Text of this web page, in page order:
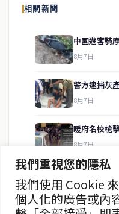
我們重視您的隱私
我們使用 Cookie
個人化的廣告或內
相關新聞
中國遊客騎
8月7日
警方逮捕灰
8月7日
暖府名校槍
8月7日
暖武里名校
8月7日
供即時、客觀、多元的中文新
聯絡資訊